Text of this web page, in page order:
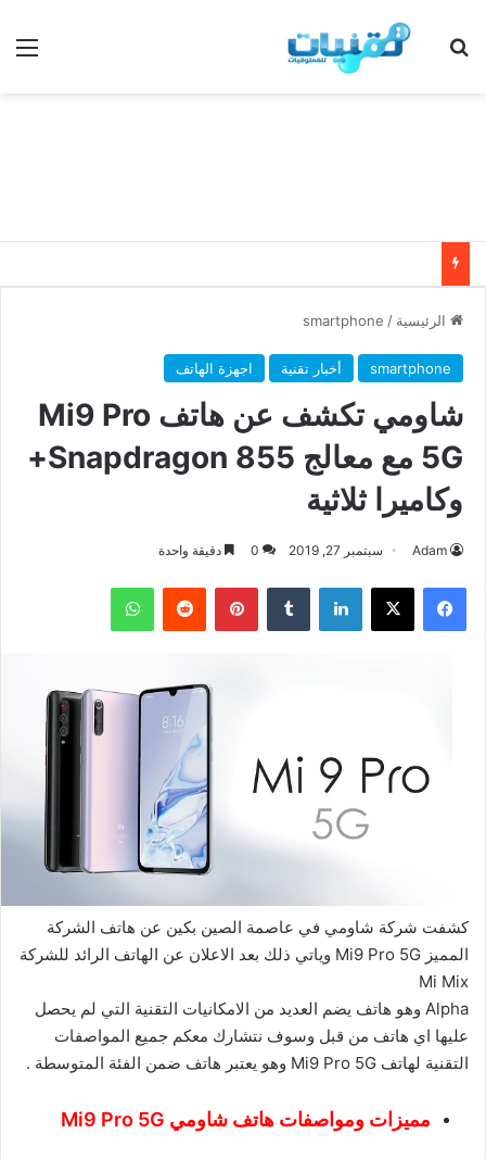
بحث عن
الرئيسية /
smartphone
smartphone أخبار تقنية اجهزة الهاتف
شاومي تكشف عن هاتف Mi9 Pro
5G مع معالج Snapdragon 855+
وكاميرا ثلاثية
Adam سبتمبر 27, 2019 0 دقيقة واحدة
فيسبوك ‫X لينكدإن بينتيريست واتساب
كشفت شركة شاومي في عاصمة الصين بكين عن هاتف الشركة
المميز Mi9 Pro 5G وياتي ذلك بعد الاعلان عن الهاتف الرائد للشركة
Mi Mix
Alpha وهو هاتف يضم العديد من الامكانيات التقنية التي لم يحصل
عليها اي هاتف من قبل وسوف نتشارك معكم جميع المواصفات
التقنية لهاتف Mi9 Pro 5G وهو يعتبر هاتف ضمن الفئة المتوسطة .
مميزات ومواصفات هاتف شاومي Mi9 Pro 5G